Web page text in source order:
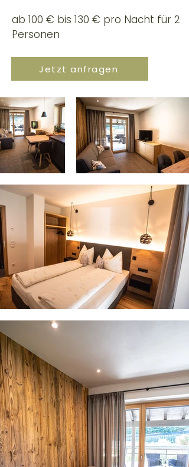
ab 100 € bis 130 € pro Nacht für 2
Personen
Jetzt anfragen